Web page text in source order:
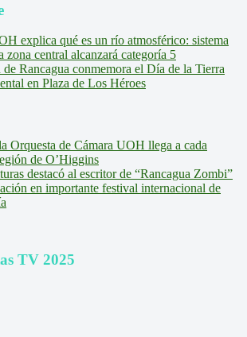
explica qué es un río atmosférico: sistema
zona central alcanzará categoría 5
Rancagua conmemora el Día de la Tierra
en Plaza de Los Héroes
Orquesta de Cámara UOH llega a cada
de O’Higgins
destacó al escritor de “Rancagua Zombi”
en importante festival internacional de
TV 2025